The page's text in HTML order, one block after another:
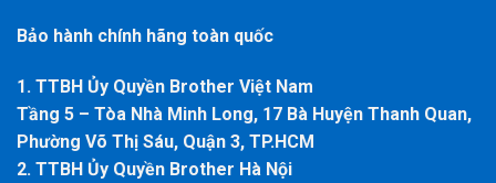
Bảo hành chính hãng toàn quốc
1. TTBH Ủy Quyền Brother Việt Nam
Tầng 5 – Tòa Nhà Minh Long, 17 Bà Huyện Thanh Quan,
Phường Võ Thị Sáu, Quận 3, TP.HCM
2. TTBH Ủy Quyền Brother Hà Nội